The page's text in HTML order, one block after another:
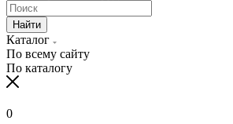
Найти
Каталог
По всему сайту
По каталогу
0